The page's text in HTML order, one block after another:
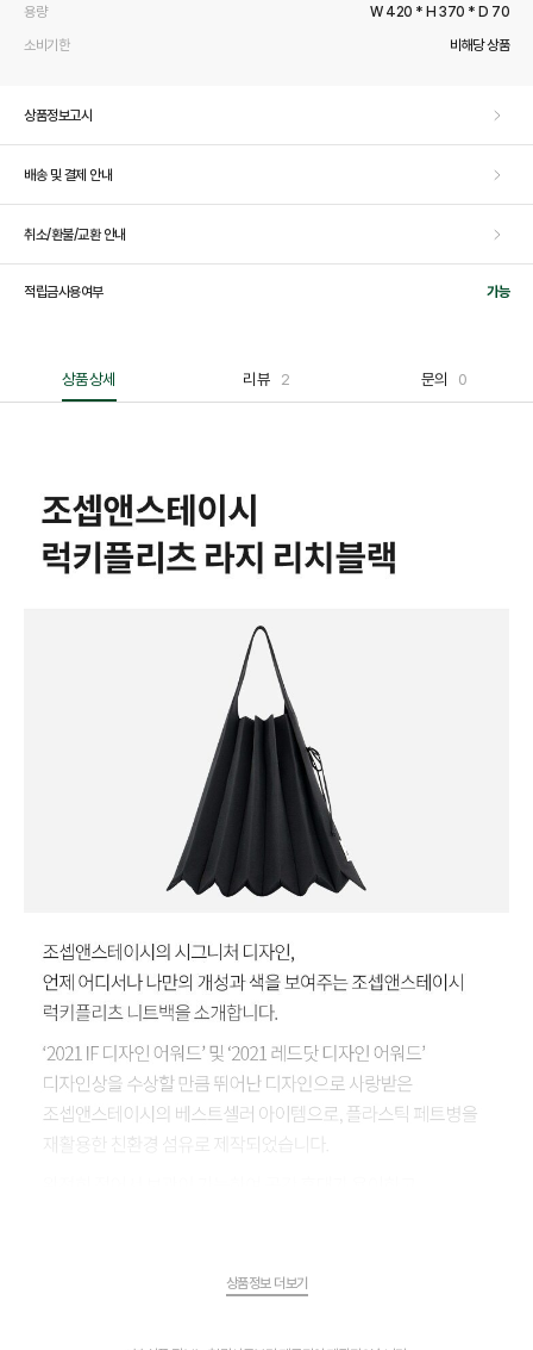
용량
W 420 * H 370 * D 70
소비기한
비해당 상품
상품정보고시
배송 및 결제 안내
취소/환불/교환 안내
적립금사용여부 가능
상품상세 리뷰 2 문의 0
상품정보 더보기